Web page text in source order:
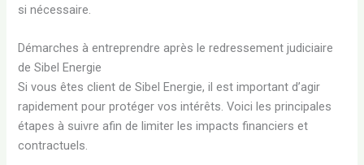
si nécessaire.
Démarches à entreprendre après le redressement judiciaire
de Sibel Energie
Si vous êtes client de Sibel Energie, il est important d’agir
rapidement pour protéger vos intérêts. Voici les principales
étapes à suivre afin de limiter les impacts financiers et
contractuels.